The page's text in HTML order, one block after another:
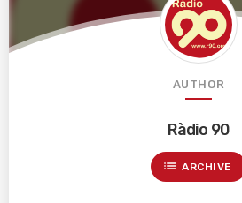
AUTHOR
Ràdio 90
list ARCHIVE